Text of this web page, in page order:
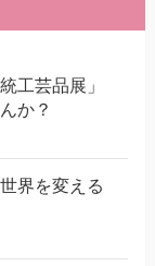
工芸品展」
か？
界を変える